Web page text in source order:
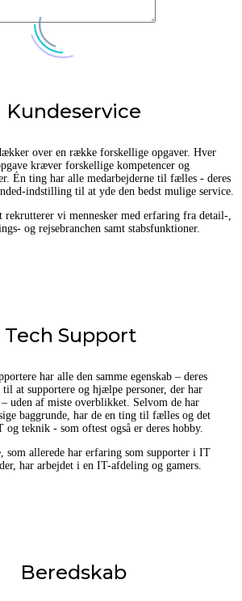
Kundeservice
over en række forskellige opgaver. Hver
kræver forskellige kompetencer og
Én ting har alle medarbejderne til fælles - deres
indstilling til at yde den bedst mulige service.
rekrutterer vi mennesker med erfaring fra detail-,
og rejsebranchen samt stabsfunktioner.
Tech Support
har alle den samme egenskab – deres
at supportere og hjælpe personer, der har
uden af miste overblikket. Selvom de har
baggrunde, har de en ting til fælles og det
og teknik - som oftest også er deres hobby.
som allerede har erfaring som supporter i IT
har arbejdet i en IT-afdeling og gamers.
Beredskab